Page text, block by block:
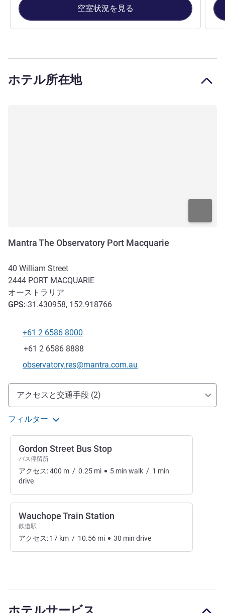
空室状況を見る
ホテル所在地
Mantra The Observatory Port Macquarie
40 William Street
2444 PORT MACQUARIE
オーストラリア
GPS:-31.430958, 152.918766
電話番号
+61 2 6586 8000
ファックス
+61 2 6586 8888
Eメール
observatory.res@mantra.com.au
アクセスと交通機関
アクセスと交通手段 (2)
フィルター
Gordon Street Bus Stop
バス停留所
アクセス:400 m / 0.25 mi 5 min walk / 1 min
drive
Wauchope Train Station
鉄道駅
アクセス: 17 km / 10.56 mi 30 min drive